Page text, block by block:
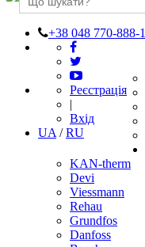
+38 048 770-888-1
Реєстрація
|
Вхід
UA /RU
KAN-therm
Devi
Viessmann
Rehau
Grundfos
Danfoss